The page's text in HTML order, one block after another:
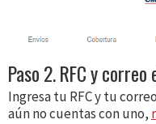
Paso 2. RFC y
Ingresa tu RFC y tu
aún no cuentas con uno,